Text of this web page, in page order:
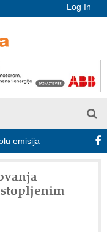
Log In
Proizvodnja